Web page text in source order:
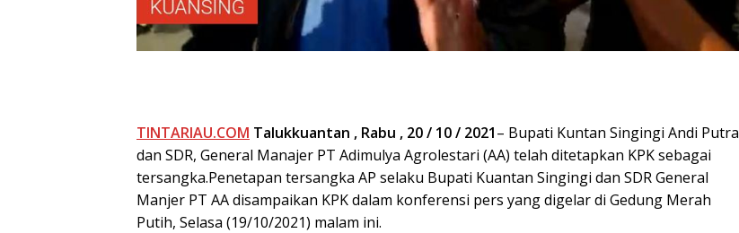
TINTARIAU.COM Talukkuantan , Rabu , 20 / 10 / 2021– Bupati Kuntan Singingi Andi Putra
dan SDR, General Manajer PT Adimulya Agrolestari (AA) telah ditetapkan KPK sebagai
tersangka.Penetapan tersangka AP selaku Bupati Kuantan Singingi dan SDR General
Manjer PT AA disampaikan KPK dalam konferensi pers yang digelar di Gedung Merah
Putih, Selasa (19/10/2021) malam ini.